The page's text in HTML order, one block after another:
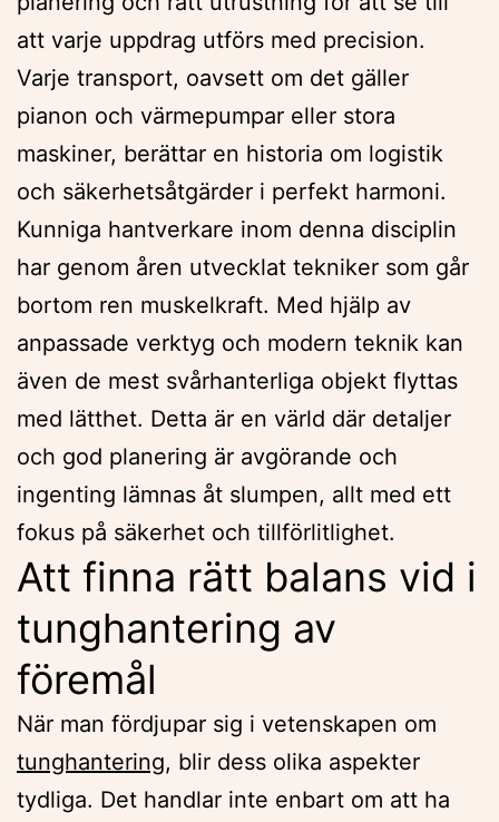
att varje uppdrag utförs med precision.
Varje transport, oavsett om det gäller
pianon och värmepumpar eller stora
maskiner, berättar en historia om logistik
och säkerhetsåtgärder i perfekt harmoni.
Kunniga hantverkare inom denna disciplin
har genom åren utvecklat tekniker som går
bortom ren muskelkraft. Med hjälp av
anpassade verktyg och modern teknik kan
även de mest svårhanterliga objekt flyttas
med lätthet. Detta är en värld där detaljer
och god planering är avgörande och
ingenting lämnas åt slumpen, allt med ett
fokus på säkerhet och tillförlitlighet.
Att finna rätt balans vid i
tunghantering av
föremål
När man fördjupar sig i vetenskapen om
tunghantering, blir dess olika aspekter
tydliga. Det handlar inte enbart om att ha